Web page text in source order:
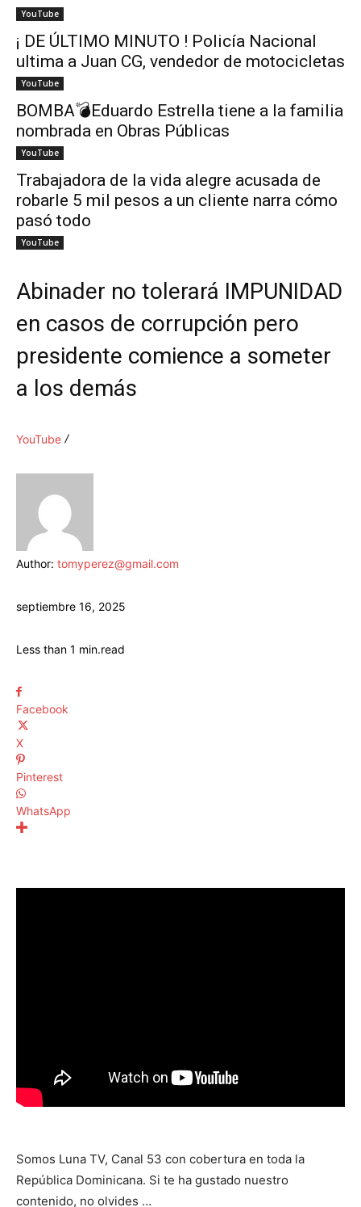
YouTube
¡ DE ÚLTIMO MINUTO ! Policía Nacional
ultima a Juan CG, vendedor de motocicletas
YouTube
BOMBA💣Eduardo Estrella tiene a la familia
nombrada en Obras Públicas
YouTube
Trabajadora de la vida alegre acusada de
robarle 5 mil pesos a un cliente narra cómo
pasó todo
YouTube
Abinader no tolerará IMPUNIDAD
en casos de corrupción pero
presidente comience a someter
a los demás
YouTube
Author: tomyperez@gmail.com
septiembre 16, 2025
Less than 1 min.read
Facebook
X
Pinterest
WhatsApp
Somos Luna TV, Canal 53 con cobertura en toda la
República Dominicana. Si te ha gustado nuestro
contenido, no olvides …